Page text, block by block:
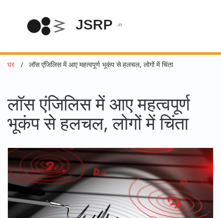
घर लॉस एंजिलिस में आए महत्वपूर्ण भूकंप से हलचल, लोगों में चिंता
लॉस एंजिलिस में आए महत्वपूर्ण
भूकंप से हलचल, लोगों में चिंता